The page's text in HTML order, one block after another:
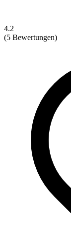
4.2
(5 Bewertungen)